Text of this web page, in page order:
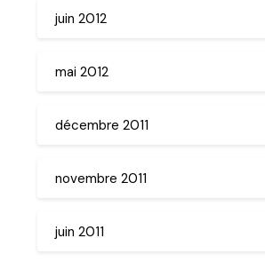
juin 2012
mai 2012
décembre 2011
novembre 2011
juin 2011